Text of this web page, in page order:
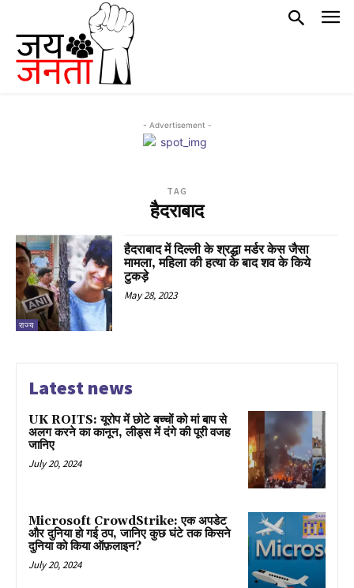
- Advertisement -
TAG
हैदराबाद
राज्य
हैदराबाद में दिल्ली के श्रद्धा मर्डर केस जैसा
मामला, महिला की हत्या के बाद शव के किये
टुकड़े
May 28, 2023
Latest news
UK ROITS: यूरोप में छोटे बच्चों को मां बाप से
अलग करने का कानून, लीड्स में दंगे की पूरी वजह
जानिए
July 20, 2024
Microsoft CrowdStrike: एक अपडेट
और दुनिया हो गई ठप, जानिए कुछ घंटे तक किसने
दुनिया को किया ऑफ़लाइन?
July 20, 2024